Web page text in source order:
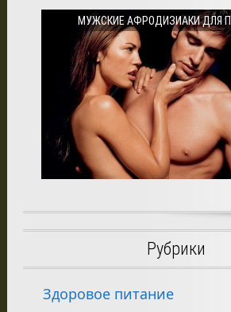
МУЖСКИЕ АФРОДИЗИАКИ ДЛЯ
Рубрики
Здоровое питание